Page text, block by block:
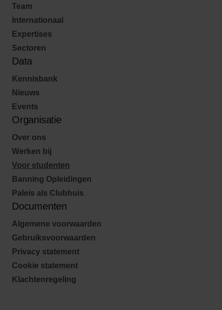
Team
Internationaal
Expertises
Sectoren
Data
Kennisbank
Nieuws
Events
Organisatie
Over ons
Werken bij
Voor studenten
Banning Opleidingen
Paleis als Clubhuis
Documenten
Algemene voorwaarden
Gebruiksvoorwaarden
Privacy statement
Cookie statement
Klachtenregeling